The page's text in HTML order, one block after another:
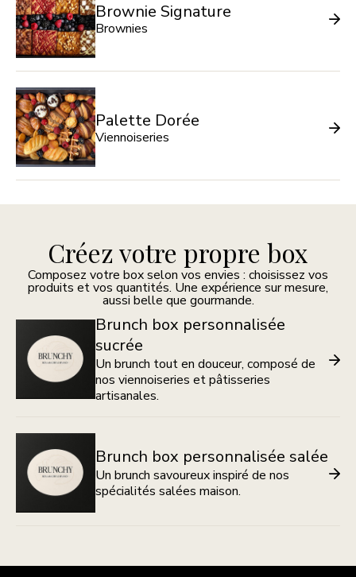
Brownie Signature
Brownies
Palette Dorée
Viennoiseries
Créez votre propre box
Composez votre box selon vos envies : choisissez vos
produits et vos quantités. Une expérience sur mesure,
aussi belle que gourmande.
Brunch box personnalisée
sucrée
Un brunch tout en douceur, composé de
nos viennoiseries et pâtisseries
artisanales.
Brunch box personnalisée salée
Un brunch savoureux inspiré de nos
spécialités salées maison.